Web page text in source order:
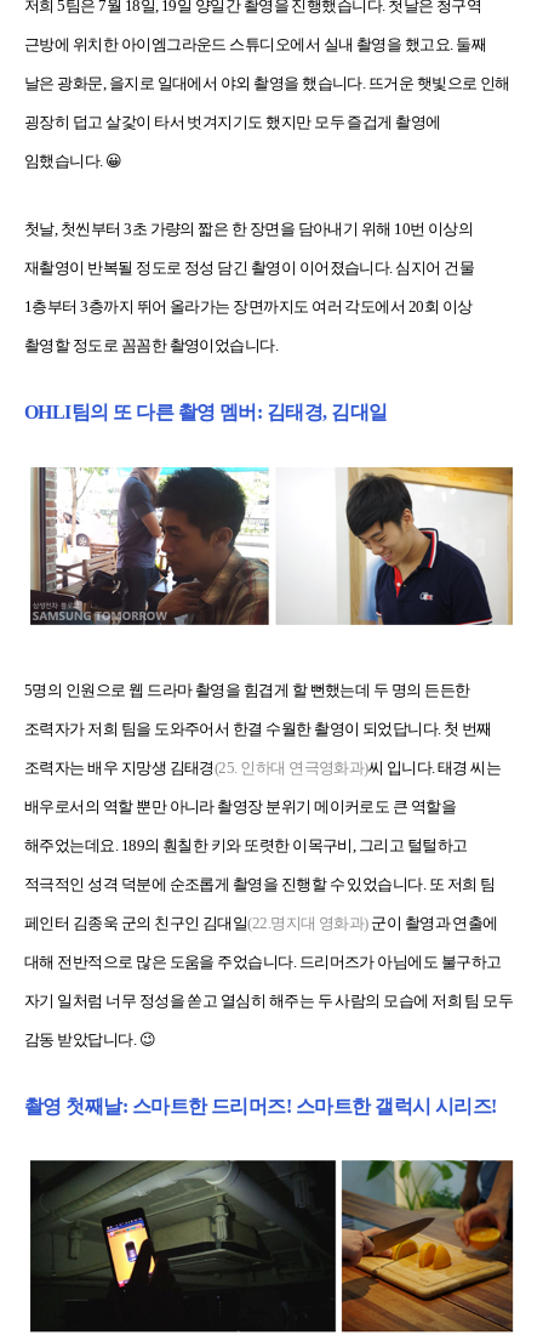
저희 5팀은 7월 18일, 19일 양일간 촬영을 진행했습니다. 첫날은 청구역
근방에 위치한 아이엠그라운드 스튜디오에서 실내 촬영을 했고요. 둘째
날은 광화문, 을지로 일대에서 야외 촬영을 했습니다. 뜨거운 햇빛으로 인해
굉장히 덥고 살갗이 타서 벗겨지기도 했지만 모두 즐겁게 촬영에
임했습니다. 😀
첫날, 첫씬부터 3초 가량의 짧은 한 장면을 담아내기 위해 10번 이상의
재촬영이 반복될 정도로 정성 담긴 촬영이 이어졌습니다. 심지어 건물
1층부터 3층까지 뛰어 올라가는 장면까지도 여러 각도에서 20회 이상
촬영할 정도로 꼼꼼한 촬영이었습니다.
OHLI팀의 또 다른 촬영 멤버: 김태경, 김대일
5명의 인원으로 웹 드라마 촬영을 힘겹게 할 뻔했는데 두 명의 든든한
조력자가 저희 팀을 도와주어서 한결 수월한 촬영이 되었답니다. 첫 번째
조력자는 배우 지망생 김태경(25. 인하대 연극영화과)씨 입니다. 태경 씨는
배우로서의 역할 뿐만 아니라 촬영장 분위기 메이커로도 큰 역할을
해주었는데요. 189의 훤칠한 키와 또렷한 이목구비, 그리고 털털하고
적극적인 성격 덕분에 순조롭게 촬영을 진행할 수 있었습니다. 또 저희 팀
페인터 김종욱 군의 친구인 김대일(22.명지대 영화과) 군이 촬영과 연출에
대해 전반적으로 많은 도움을 주었습니다. 드리머즈가 아님에도 불구하고
자기 일처럼 너무 정성을 쏟고 열심히 해주는 두 사람의 모습에 저희 팀 모두
감동 받았답니다. 😉
촬영 첫째날: 스마트한 드리머즈! 스마트한 갤럭시 시리즈!